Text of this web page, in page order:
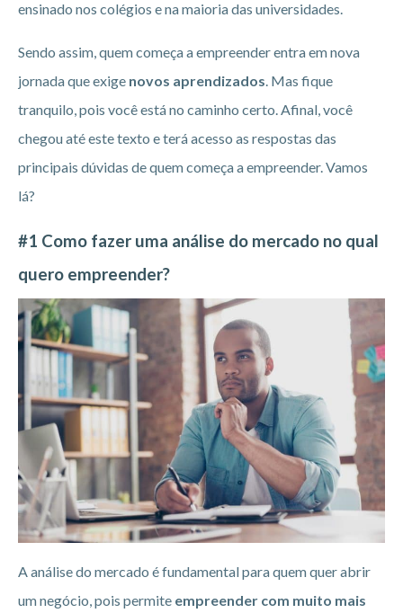
ensinado nos colégios e na maioria das universidades.
Sendo assim, quem começa a empreender entra em nova
jornada que exige novos aprendizados. Mas fique
tranquilo, pois você está no caminho certo. Afinal, você
chegou até este texto e terá acesso as respostas das
principais dúvidas de quem começa a empreender. Vamos
lá?
#1 Como fazer uma análise do mercado no qual
quero empreender?
A análise do mercado é fundamental para quem quer abrir
um negócio, pois permite empreender com muito mais